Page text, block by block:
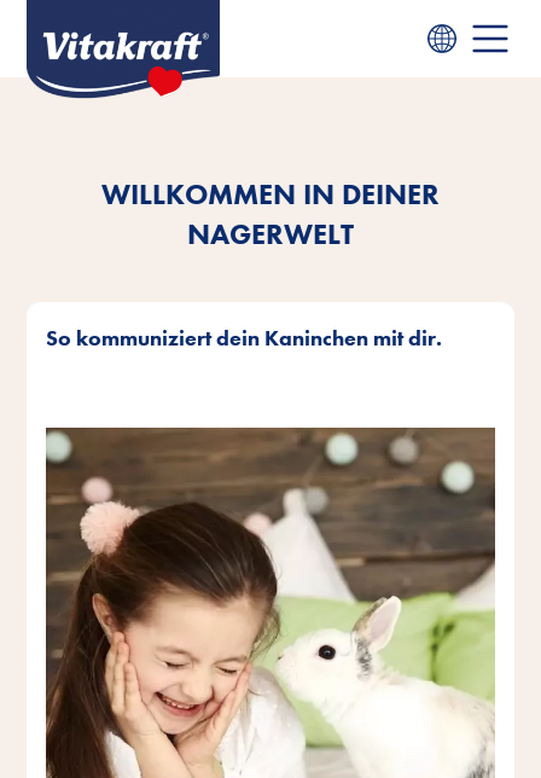
WILLKOMMEN IN DEINER
NAGERWELT
So kommuniziert dein Kaninchen mit dir.